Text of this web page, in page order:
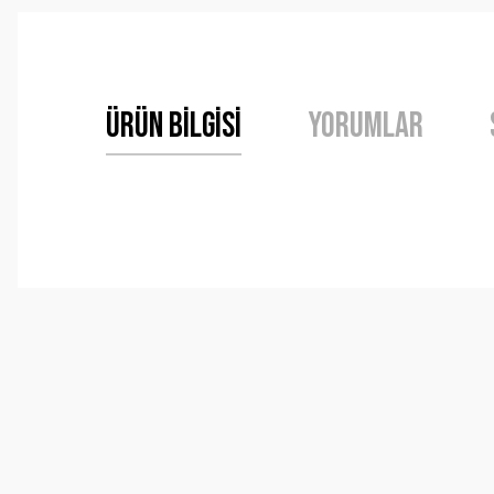
Ürün Bilgisi Yorumlar